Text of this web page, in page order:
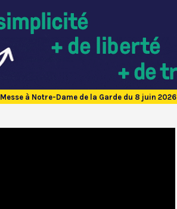
Messe à Notre-Dame de la Garde du 8 juin 2026